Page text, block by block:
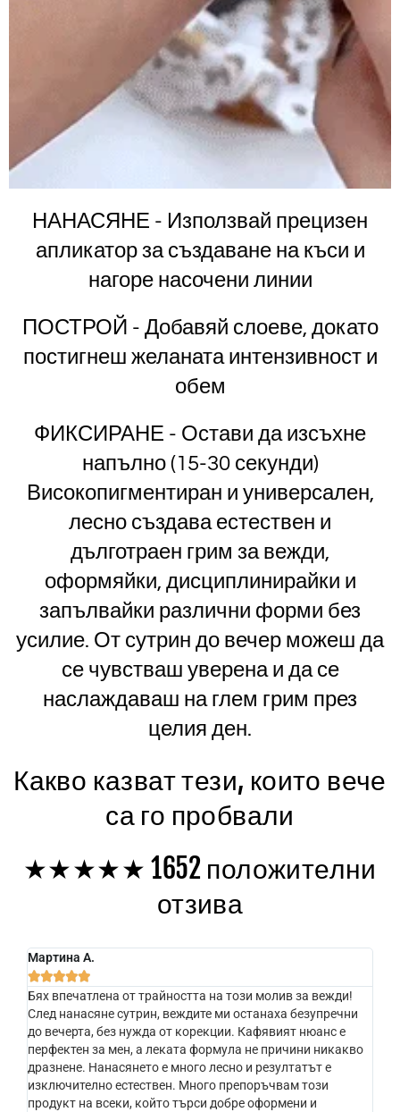
НАНАСЯНЕ - Използвай прецизен
апликатор за създаване на къси и
нагоре насочени линии
ПОСТРОЙ - Добавяй слоеве, докато
постигнеш желаната интензивност и
обем
ФИКСИРАНЕ - Остави да изсъхне
напълно (15-30 секунди)
Високопигментиран и универсален,
лесно създава естествен и
дълготраен грим за вежди,
оформяйки, дисциплинирайки и
запълвайки различни форми без
усилие. От сутрин до вечер можеш да
се чувстваш уверена и да се
наслаждаваш на глем грим през
целия ден.
Какво казват тези, които вече
са го пробвали
★★★★★ 1652 положителни
отзива
Мартина А.

Бях впечатлена от трайността на този молив за вежди!
След нанасяне сутрин, веждите ми останаха безупречни
до вечерта, без нужда от корекции. Кафявият нюанс е
перфектен за мен, а леката формула не причини никакво
дразнене. Нанасянето е много лесно и резултатът е
изключително естествен. Много препоръчвам този
продукт на всеки, който търси добре оформени и